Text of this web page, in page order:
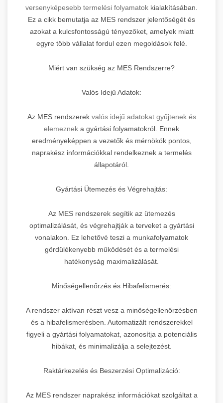
versenyképesebb termelési folyamatok kialakításában.
Ez a cikk bemutatja az MES rendszer jelentőségét és
azokat a kulcsfontosságú tényezőket, amelyek miatt
egyre több vállalat fordul ezen megoldások felé.
Miért van szükség az MES Rendszerre?
Valós Idejű Adatok:
Az MES rendszerek valós idejű adatokat gyűjtenek és
elemeznek a gyártási folyamatokról. Ennek
eredményeképpen a vezetők és mérnökök pontos,
naprakész információkkal rendelkeznek a termelés
állapotáról.
Gyártási Ütemezés és Végrehajtás:
Az MES rendszerek segítik az ütemezés
optimalizálását, és végrehajtják a terveket a gyártási
vonalakon. Ez lehetővé teszi a munkafolyamatok
gördülékenyebb működését és a termelési
hatékonyság maximalizálását.
Minőségellenőrzés és Hibafelismerés:
A rendszer aktívan részt vesz a minőségellenőrzésben
és a hibafelismerésben. Automatizált rendszerekkel
figyeli a gyártási folyamatokat, azonosítja a potenciális
hibákat, és minimalizálja a selejtezést.
Raktárkezelés és Beszerzési Optimalizáció:
Az MES rendszer naprakész információkat szolgáltat a